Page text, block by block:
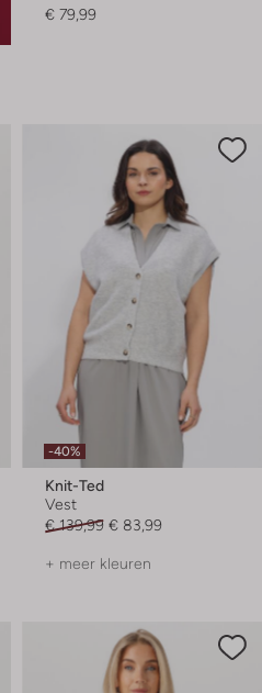
€ 79,99
-40%
Knit-Ted
Vest
€ 139,99 € 83,99
+ meer kleuren